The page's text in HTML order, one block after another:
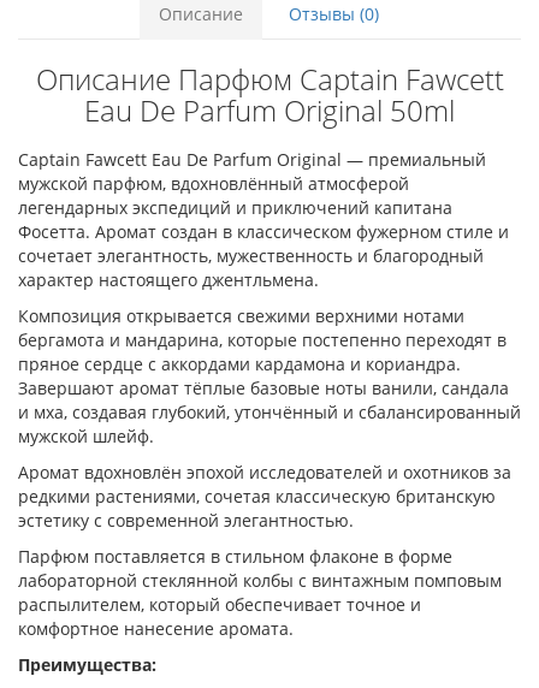
Описание Отзывы (0)
Описание Парфюм Captain Fawcett
Eau De Parfum Original 50ml
Captain Fawcett Eau De Parfum Original — премиальный
мужской парфюм, вдохновлённый атмосферой
легендарных экспедиций и приключений капитана
Фосетта. Аромат создан в классическом фужерном стиле и
сочетает элегантность, мужественность и благородный
характер настоящего джентльмена.
Композиция открывается свежими верхними нотами
бергамота и мандарина, которые постепенно переходят в
пряное сердце с аккордами кардамона и кориандра.
Завершают аромат тёплые базовые ноты ванили, сандала
и мха, создавая глубокий, утончённый и сбалансированный
мужской шлейф.
Аромат вдохновлён эпохой исследователей и охотников за
редкими растениями, сочетая классическую британскую
эстетику с современной элегантностью.
Парфюм поставляется в стильном флаконе в форме
лабораторной стеклянной колбы с винтажным помповым
распылителем, который обеспечивает точное и
комфортное нанесение аромата.
Преимущества: